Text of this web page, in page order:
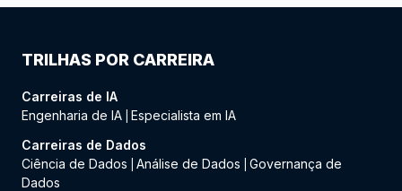
TRILHAS POR CARREIRA
Carreiras de IA
Engenharia de IA Especialista em IA
Carreiras de Dados
Ciência de Dados
Análise de Dados
Governança de
Dados